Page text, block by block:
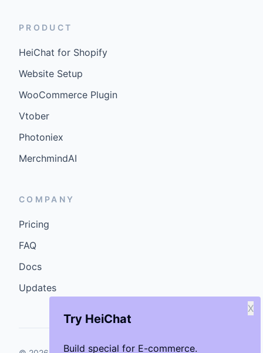
Try HeiChat
Build special for E-commerce.
X
PRODUCT
HeiChat for Shopify
Website Setup
WooCommerce Plugin
Vtober
Photoniex
MerchmindAI
COMPANY
Pricing
FAQ
Docs
Updates